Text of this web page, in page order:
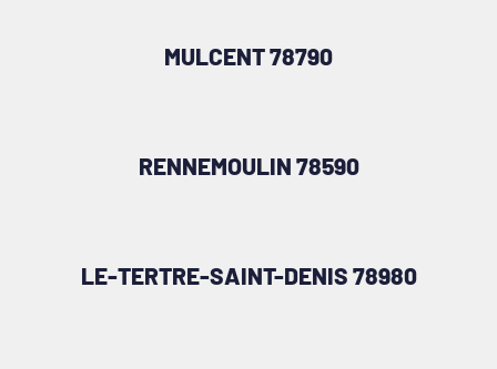
MULCENT 78790
RENNEMOULIN 78590
LE-TERTRE-SAINT-DENIS 78980